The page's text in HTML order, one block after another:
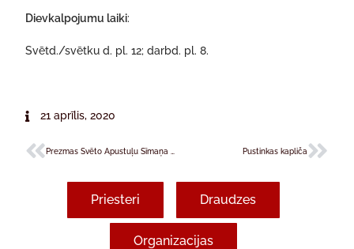
Dievkalpojumu laiki:
Svētd./svētku d. pl. 12; darbd. pl. 8.
21 aprīlis, 2020
Pustinkas kapliča
Priesteri Draudzes
Organizacijas